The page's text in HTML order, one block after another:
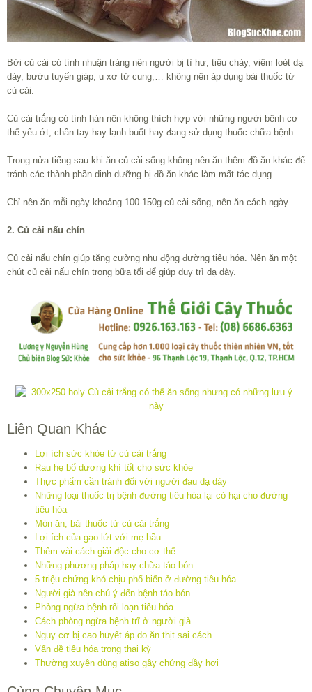
Bởi củ cải có tính nhuận tràng nên người bị tì hư, tiêu chảy, viêm loét dạ
dày, bướu tuyến giáp, u xơ tử cung,… không nên áp dụng bài thuốc từ
củ cải.
Củ cải trắng có tính hàn nên không thích hợp với những người bênh cơ
thể yếu ớt, chân tay hay lạnh buốt hay đang sử dụng thuốc chữa bệnh.
Trong nửa tiếng sau khi ăn củ cải sống không nên ăn thêm đồ ăn khác để
tránh các thành phần dinh dưỡng bị đồ ăn khác làm mất tác dụng.
Chỉ nên ăn mỗi ngày khoảng 100-150g củ cải sống, nên ăn cách ngày.
2. Củ cải nấu chín
Củ cải nấu chín giúp tăng cường nhu động đường tiêu hóa. Nên ăn một
chút củ cải nấu chín trong bữa tối để giúp duy trì dạ dày.
Liên Quan Khác
Lợi ích sức khỏe từ củ cải trắng
Rau hẹ bổ dương khí tốt cho sức khỏe
Thực phẩm cần tránh đối với người đau dạ dày
Những loại thuốc trị bệnh đường tiêu hóa lại có hại cho đường
tiêu hóa
Món ăn, bài thuốc từ củ cải trắng
Lợi ích của gạo lứt với mẹ bầu
Thêm vài cách giải độc cho cơ thể
Những phương pháp hay chữa táo bón
5 triệu chứng khó chịu phổ biến ở đường tiêu hóa
Người già nên chú ý đến bệnh táo bón
Phòng ngừa bệnh rối loạn tiêu hóa
Cách phòng ngừa bệnh trĩ ở người già
Nguy cơ bị cao huyết áp do ăn thịt sai cách
Vấn đề tiêu hóa trong thai kỳ
Thường xuyên dùng atiso gây chứng đầy hơi